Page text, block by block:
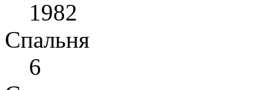
1982
Спальня
6